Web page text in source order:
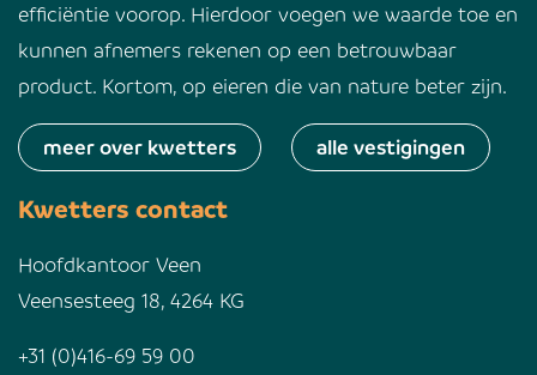
efficiëntie voorop. Hierdoor voegen we waarde toe en
kunnen afnemers rekenen op een betrouwbaar
product. Kortom, op eieren die van nature beter zijn.
meer over kwetters alle vestigingen
Kwetters contact
Hoofdkantoor Veen
Veensesteeg 18, 4264 KG
+31 (0)416-69 59 00